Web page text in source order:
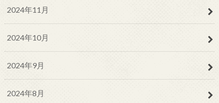
2024年11月
2024年10月
2024年9月
2024年8月